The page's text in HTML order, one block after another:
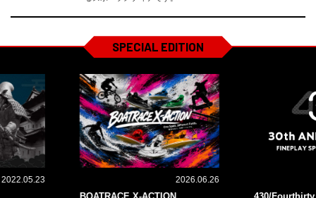
SPECIAL EDITION
2022.05.23 2026.06.26